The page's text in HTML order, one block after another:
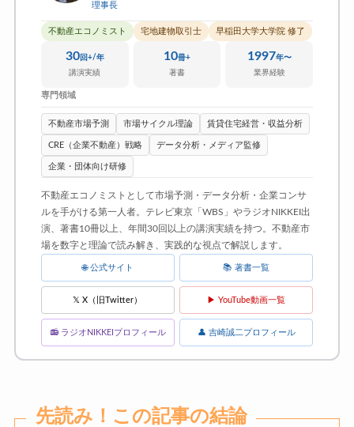
理事長
不動産エコノミスト 宅地建物取引士 早稲田大学大学院 修了
30回+/年
講演実績
10冊+
著書
1997年〜
業界経験
専門領域
不動産市場予測 市場サイクル理論 賃貸住宅経営・収益分析
CRE（企業不動産）戦略 データ分析・メディア監修
企業・団体向け研修
不動産エコノミストとして市場予測・データ分析・企業コンサ
ルを手がける第一人者。テレビ東京「WBS」やラジオNIKKEI出
演、著書10冊以上、年間30回以上の講演実績を持つ。不動産市
場を数字と理論で読み解き、実践的な視点で解説します。
🌐 公式サイト 📚 著書一覧
𝕏 X（旧Twitter） ▶ YouTube動画一覧
📻 ラジオNIKKEIプロフィール 👤 吉崎誠二プロフィール
先読み！この記事の結論